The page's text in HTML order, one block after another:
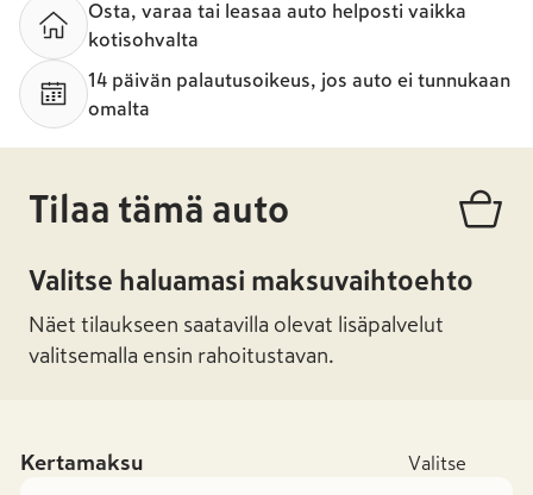
Osta, varaa tai leasaa auto helposti vaikka
kotisohvalta
14 päivän palautusoikeus, jos auto ei tunnukaan
omalta
Tilaa tämä auto
Valitse haluamasi maksuvaihtoehto
Näet tilaukseen saatavilla olevat lisäpalvelut
valitsemalla ensin rahoitustavan.
Kertamaksu Valitse